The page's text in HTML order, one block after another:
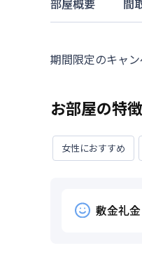
部屋概要 間
期間限定のキャ
お部屋の特徴
女性におすすめ
敷金礼金